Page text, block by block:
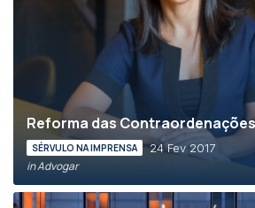
Reforma das
SÉRVULO NA IMPRENSA 24 Fev 2017
in Advogar